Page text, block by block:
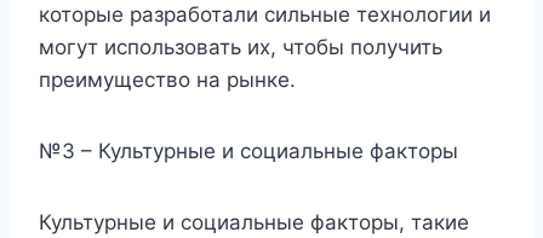
которые разработали сильные технологии и
могут использовать их, чтобы получить
преимущество на рынке.
№3 – Культурные и социальные факторы
Культурные и социальные факторы, такие